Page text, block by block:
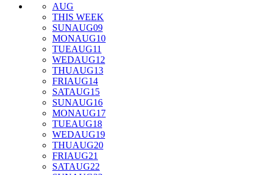
AUG
THIS WEEK
SUNAUG09
MONAUG10
TUEAUG11
WEDAUG12
THUAUG13
FRIAUG14
SATAUG15
SUNAUG16
MONAUG17
TUEAUG18
WEDAUG19
THUAUG20
FRIAUG21
SATAUG22